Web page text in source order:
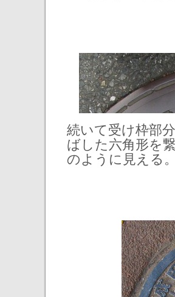
続いて受け枠部
ばした六角形を
のように見える。